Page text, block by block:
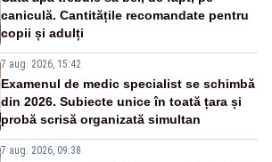
caniculă. Cantitățile recomandate pentru
copii și adulți
7 aug. 2026, 15:42
Examenul de medic specialist se schimbă
din 2026. Subiecte unice în toată țara și
probă scrisă organizată simultan
7 aug. 2026, 09:38